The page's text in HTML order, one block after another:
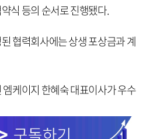
식 등의 순서로 진행됐다.
협력회사에는 상생 포상금과 계
케이지 한혜숙 대표이사가 우수